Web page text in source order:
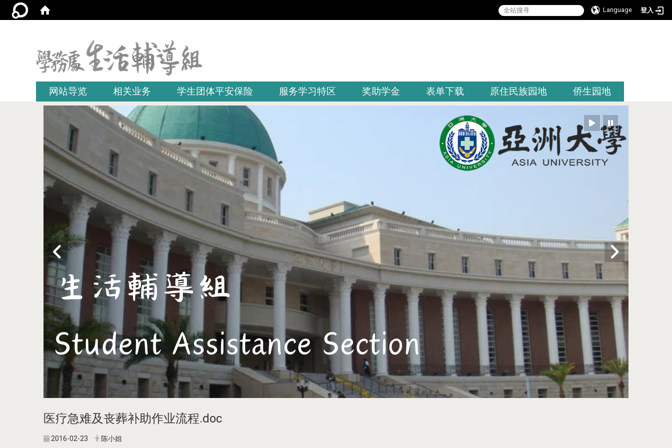
Language 登入
网站导览 相关业务 学生团体平安保险 服务学习特区 奖助学金 表单下载 原住民族园地 侨生园地
医疗急难及丧葬补助作业流程.doc
2016-02-23 陈小姐